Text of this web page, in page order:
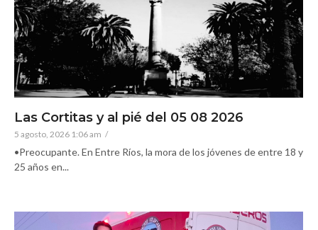
Las Cortitas y al pié del 05 08 2026
5 agosto, 2026 1:06 am /
•Preocupante. En Entre Ríos, la mora de los jóvenes de entre 18 y
25 años en...